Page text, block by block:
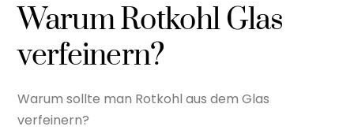
Warum Rotkohl Glas
verfeinern?
Warum sollte man Rotkohl aus dem Glas
verfeinern?